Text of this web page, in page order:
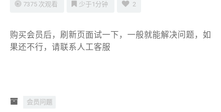
7375 次观看 少于1分钟 2
购买会员后， 刷新页面试一下，一般就能解决问题，如
果还不行，请联系人工客服
会员问题